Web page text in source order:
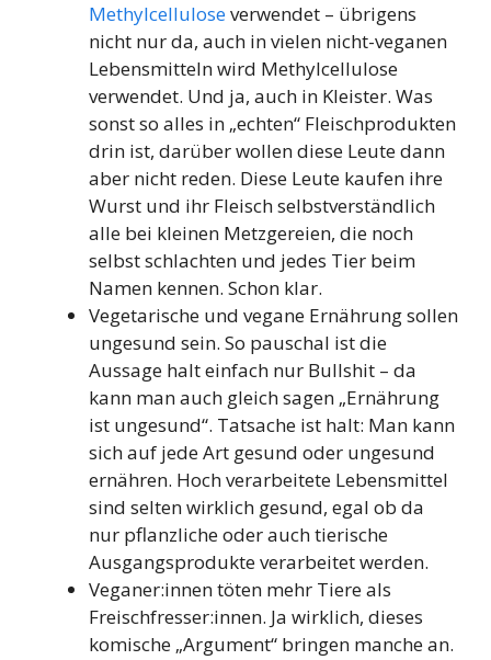
Methylcelluloseverwendet – übrigens
nicht nur da, auch in vielen nicht-veganen
Lebensmitteln wird Methylcellulose
verwendet. Und ja, auch in Kleister. Was
sonst so alles in „echten“ Fleischprodukten
drin ist, darüber wollen diese Leute dann
aber nicht reden. Diese Leute kaufen ihre
Wurst und ihr Fleisch selbstverständlich
alle bei kleinen Metzgereien, die noch
selbst schlachten und jedes Tier beim
Namen kennen. Schon klar.
Vegetarische und vegane Ernährung sollen
ungesund sein. So pauschal ist die
Aussage halt einfach nur Bullshit – da
kann man auch gleich sagen „Ernährung
ist ungesund“. Tatsache ist halt: Man kann
sich auf jede Art gesund oder ungesund
ernähren. Hoch verarbeitete Lebensmittel
sind selten wirklich gesund, egal ob da
nur pflanzliche oder auch tierische
Ausgangsprodukte verarbeitet werden.
Veganer:innen töten mehr Tiere als
Freischfresser:innen. Ja wirklich, dieses
komische „Argument“ bringen manche an.